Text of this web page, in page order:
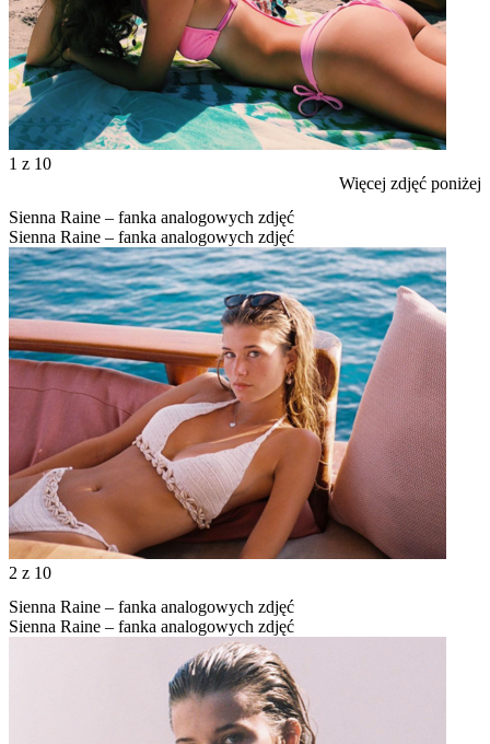
1 z 10
Więcej zdjęć poniżej
Sienna Raine – fanka analogowych zdjęć
Sienna Raine – fanka analogowych zdjęć
2 z 10
Sienna Raine – fanka analogowych zdjęć
Sienna Raine – fanka analogowych zdjęć